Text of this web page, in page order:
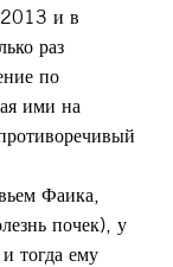
2013 и в
раз
по
ими на
Фаика,
почек), у
тогда ему